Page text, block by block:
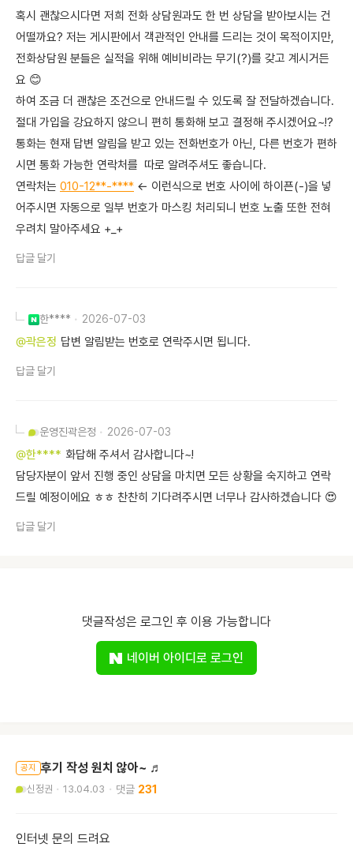
혹시 괜찮으시다면 저희 전화 상담원과도 한 번 상담을 받아보시는 건
어떨까요? 저는 게시판에서 객관적인 안내를 드리는 것이 목적이지만,
전화상담원 분들은 실적을 위해 예비비라는 무기(?)를 갖고 계시거든
요 😊
하여 조금 더 괜찮은 조건으로 안내드릴 수 있도록 잘 전달하겠습니다.
절대 가입을 강요하지 않으니 편히 통화해 보고 결정해 주시겠어요~!?
통화는 현재 답변 알림을 받고 있는 전화번호가 아닌, 다른 번호가 편하
시면 통화 가능한 연락처를 따로 알려주셔도 좋습니다.
연락처는 010-12**-**** ← 이런식으로 번호 사이에 하이픈(-)을 넣
어주시면 자동으로 일부 번호가 마스킹 처리되니 번호 노출 또한 전혀
우려치 말아주세요 +_+
답글 달기
한**** 2026-07-03
@곽은정 답변 알림받는 번호로 연락주시면 됩니다.
답글 달기
운영진곽은정 2026-07-03
@한**** 화답해 주셔서 감사합니다~!
담당자분이 앞서 진행 중인 상담을 마치면 모든 상황을 숙지하고 연락
드릴 예정이에요 ㅎㅎ 찬찬히 기다려주시면 너무나 감사하겠습니다 😍
답글 달기
댓글작성은 로그인 후 이용 가능합니다
네이버 아이디로 로그인
공지 후기 작성 원치 않아~ ♬
신정권 13.04.03 231
인터넷 문의 드려요